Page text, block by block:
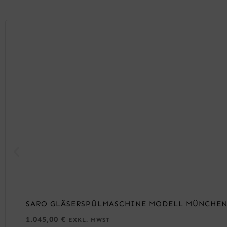
SARO GLÄSERSPÜLMASCHINE MODELL MÜNCHEN
1.045,00 € EXKL. MWST